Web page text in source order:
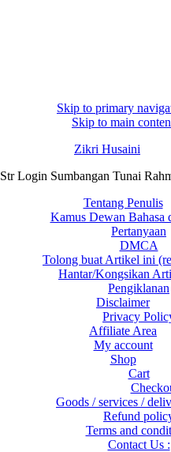
Skip to primary
Skip to main
Zikri Husaini
Str Login Sumbangan Tunai
Tentang Penulis
Kamus Dewan Bahasa
Pertanyaan
DMCA
Tolong buat Artikel ini
Hantar/Kongsikan
Pengiklanan
Disclaimer
Privacy
Affiliate Area
My account
Shop
Cart
Goods / services /
Refund
Terms and
Contact Us :